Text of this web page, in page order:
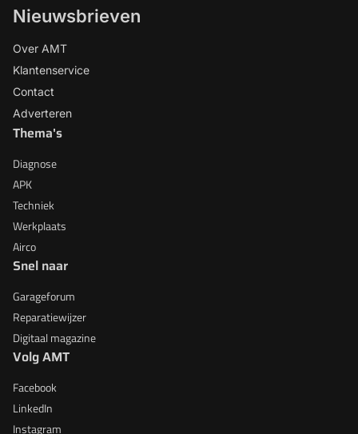
Nieuwsbrieven
Over AMT
Klantenservice
Contact
Adverteren
Thema's
Diagnose
APK
Techniek
Werkplaats
Airco
Snel naar
Garageforum
Reparatiewijzer
Digitaal magazine
Volg AMT
Facebook
LinkedIn
Instagram